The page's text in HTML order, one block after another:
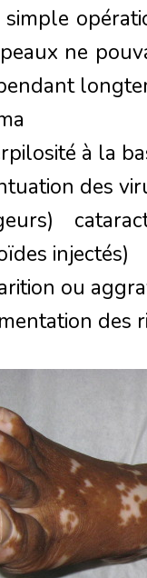
simple
ne
à la
des
injectés)
ou
des